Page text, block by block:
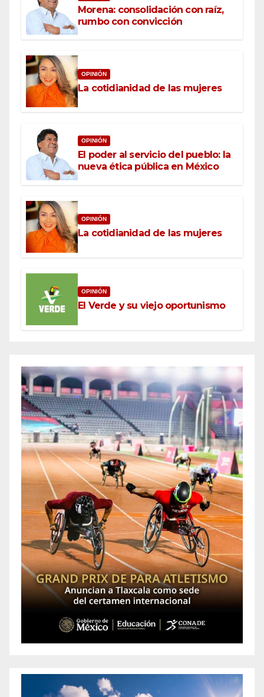
Morena: consolidación con raíz,
rumbo con convicción
OPINIÓN
La cotidianidad de las mujeres
OPINIÓN
El poder al servicio del pueblo: la
nueva ética pública en México
OPINIÓN
La cotidianidad de las mujeres
OPINIÓN
El Verde y su viejo oportunismo